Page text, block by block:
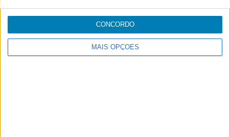
MAIS OPÇÕES
CONCORDO
Contactos
Campanhas
Informações legais